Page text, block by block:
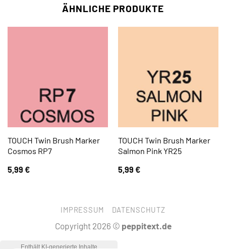
ÄHNLICHE PRODUKTE
TOUCH Twin Brush Marker
Cosmos RP7
5,99 €
TOUCH Twin Brush Marker
Salmon Pink YR25
5,99 €
IMPRESSUM DATENSCHUTZ
Copyright 2026 © peppitext.de